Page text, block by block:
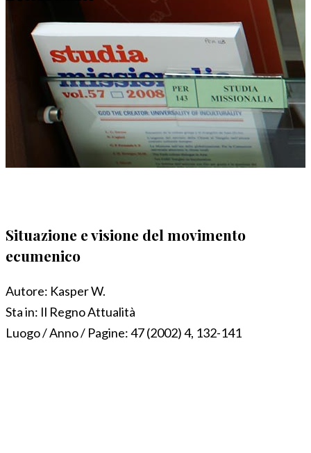
Situazione e visione del movimento
ecumenico
Autore: Kasper W.
Sta in: Il Regno Attualità
Luogo / Anno / Pagine:47 (2002) 4, 132-141